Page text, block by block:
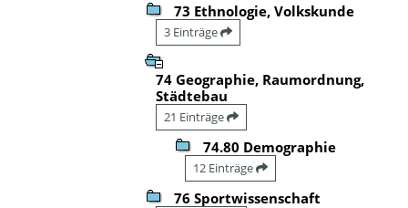
73 Ethnologie, Volkskunde
3 Einträge
74 Geographie, Raumordnung,
Städtebau
21 Einträge
74.80 Demographie
12 Einträge
76 Sportwissenschaft